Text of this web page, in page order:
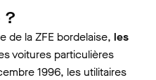
?
de la ZFE bordelaise, les
voitures particulières
1996, les utilitaires